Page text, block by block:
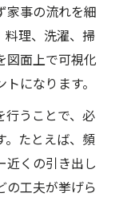
家事の流れを細
料理、洗濯、掃
図面上で可視化
になります。
行うことで、必
。たとえば、頻
近くの引き出し
の工夫が挙げら